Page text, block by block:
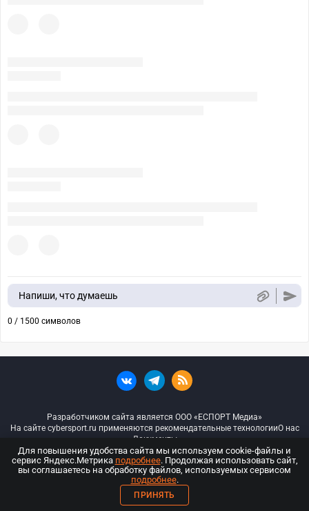
Напиши, что думаешь
0 / 1500 символов
Разработчиком сайта является ООО «ЕСПОРТ Медиа»
На сайте cybersport.ru применяются рекомендательные технологииО нас
Документы
© ООО «Киберспорт.ру» — Все права защищены
18+
ООО «Киберспорт.ру». Свидетельство о регистрации средств массовой
Для повышения удобства сайта мы используем cookie-файлы и
сервис Яндекс.Метрика подробнее. Продолжая использовать сайт,
вы соглашаетесь на обработку файлов, используемых сервисом
подробнее.
ПРИНЯТЬ